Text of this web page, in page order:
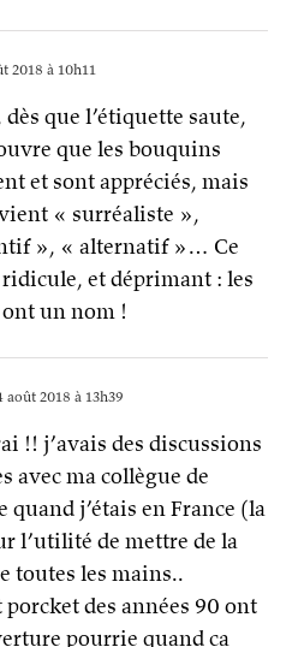
2018 à 10h11
que l’étiquette saute,
que les bouquins
et sont appréciés, mais
« surréaliste »,
», « alternatif »… Ce
et déprimant : les
un nom !
août 2018 à 13h39
!! j’avais des discussions
avec ma collègue de
j’étais en France (la
l’utilité de mettre de la
toutes les mains..
porcket des années 90 ont
pourrie quand ca